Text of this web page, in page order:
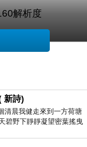
解析度
新詩)
清晨我健走來到一方荷塘
碧野下靜靜凝望密葉搖曳
裡搖曳